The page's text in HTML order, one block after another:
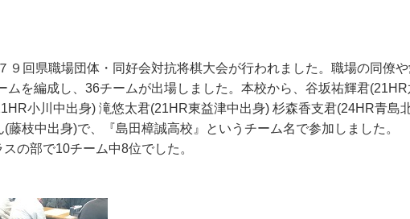
回県職場団体・同好会対抗将棋大会が行われました。職場の同僚や
ムを編成し、36チームが出場しました。本校から、谷坂祐輝君(21HR
小川中出身) 滝悠太君(21HR東益津中出身) 杉森香支君(24HR青島
藤枝中出身)で、『島田樟誠高校』というチーム名で参加しました。
の部で10チーム中8位でした。